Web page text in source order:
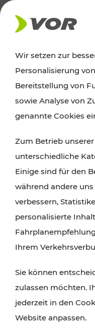
AKTUELLES
Ausflugstipps
Wien,
Wanderungen,
Radtouren oder
Attraktionen sind
Angeboten des
Wir setzen zur
Personalisierung
Bereitstellung von
sowie Analyse von
genannte Cookies
Zum Betrieb
unterschiedliche
Einige sind für den
während andere uns
verbessern,
personalisierte
Ihrem
Sie können
zulassen möchten.
jederzeit in den
Website anpassen.